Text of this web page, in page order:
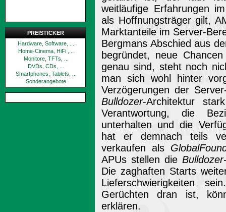
PREISTICKER
Hardware, Software, ...
Home-Cinema, HiFi ,...
Monitore, TFTs, ...
DVDs, CDs, ...
Smartphones, Tablets, ...
Sonderangebote
weitläufige Erfahrungen
als Hoffnungsträger gilt,
Marktanteile im Server-
Bergmans Abschied aus
begründet, neue
genau sind, steht noch
man sich wohl hinter
Verzögerungen der
Bulldozer-Architektur
Verantwortung, die
unterhalten und die
hat er demnach teils
verkaufen als
APUs stellen die Bulldozer
Die zaghaften Starts
Lieferschwierigkeiten
Gerüchten dran ist,
erklären.